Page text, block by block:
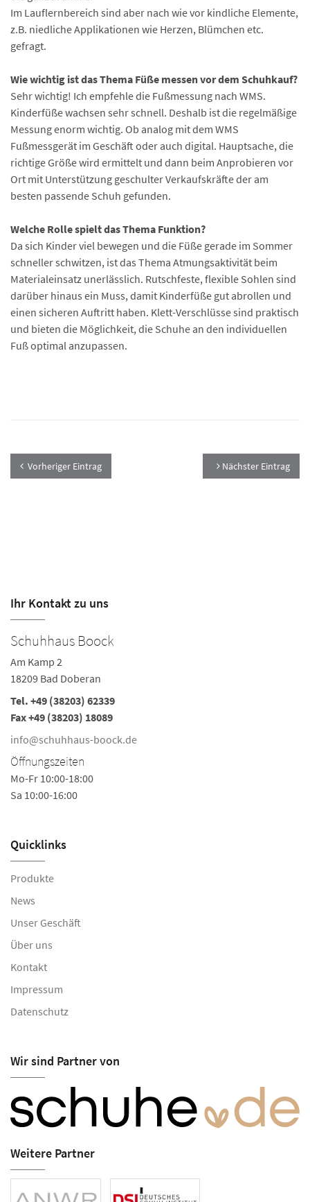
Im Lauflernbereich sind aber nach wie vor kindliche Elemente,
z.B. niedliche Applikationen wie Herzen, Blümchen etc.
gefragt.
Wie wichtig ist das Thema Füße messen vor dem Schuhkauf?
Sehr wichtig! Ich empfehle die Fußmessung nach WMS.
Kinderfüße wachsen sehr schnell. Deshalb ist die regelmäßige
Messung enorm wichtig. Ob analog mit dem WMS
Fußmessgerät im Geschäft oder auch digital. Hauptsache, die
richtige Größe wird ermittelt und dann beim Anprobieren vor
Ort mit Unterstützung geschulter Verkaufskräfte der am
besten passende Schuh gefunden.
Welche Rolle spielt das Thema Funktion?
Da sich Kinder viel bewegen und die Füße gerade im Sommer
schneller schwitzen, ist das Thema Atmungsaktivität beim
Materialeinsatz unerlässlich. Rutschfeste, flexible Sohlen sind
darüber hinaus ein Muss, damit Kinderfüße gut abrollen und
einen sicheren Auftritt haben. Klett-Verschlüsse sind praktisch
und bieten die Möglichkeit, die Schuhe an den individuellen
Fuß optimal anzupassen.
Vorheriger Eintrag Nächster Eintrag
Ihr Kontakt zu uns
Schuhhaus Boock
Am Kamp 2
18209 Bad Doberan
Tel. +49 (38203) 62339
Fax +49 (38203) 18089
info@schuhhaus-boock.de
Öffnungszeiten
Mo-Fr 10:00-18:00
Sa 10:00-16:00
Quicklinks
Produkte
News
Unser Geschäft
Über uns
Kontakt
Impressum
Datenschutz
Wir sind Partner von
Weitere Partner